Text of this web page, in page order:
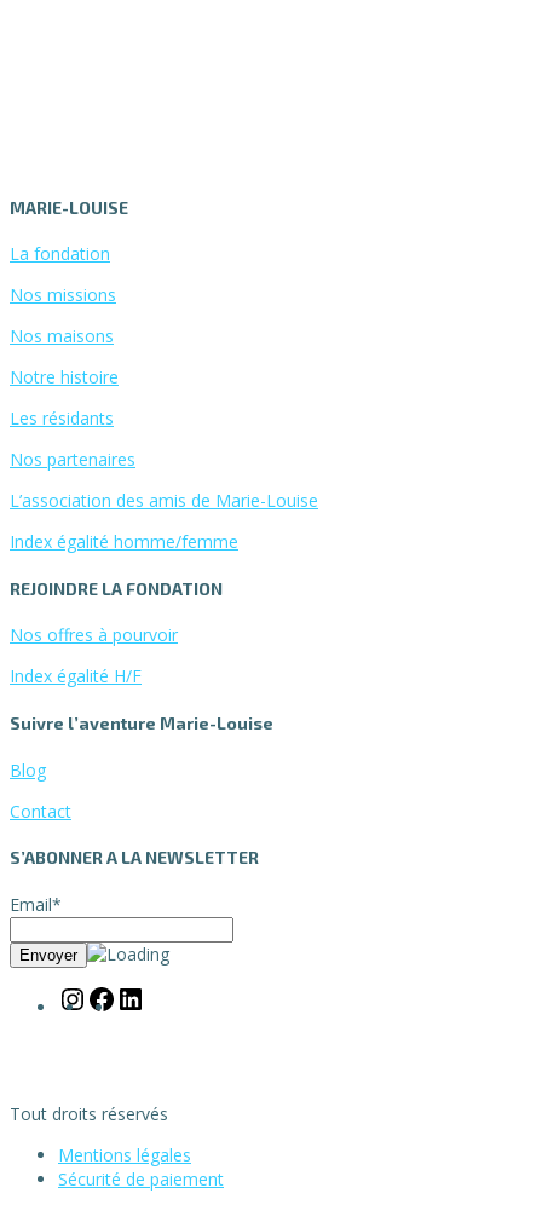
MARIE-LOUISE
La fondation
Nos missions
Nos maisons
Notre histoire
Les résidants
Nos partenaires
L’association des amis de Marie-Louise
Index égalité homme/femme
REJOINDRE LA FONDATION
Nos offres à pourvoir
Index égalité H/F
Suivre l’aventure Marie-Louise
Blog
Contact
S’ABONNER A LA NEWSLETTER
Email*
Tout droits réservés
Mentions légales
Sécurité de paiement